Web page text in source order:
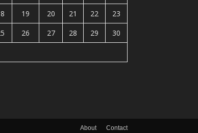
19 20 21 22
23
26 27 28 29
30
About Contact